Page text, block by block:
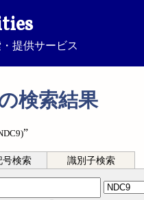
提供サービス
検索結果
”
号検索 識別子検索